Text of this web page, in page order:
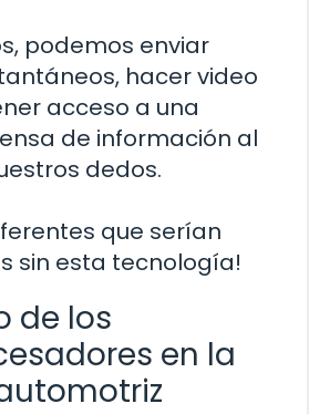
podemos enviar
hacer video
acceso a una
de información al
dedos.
que serían
sin esta tecnología!
de los
en la